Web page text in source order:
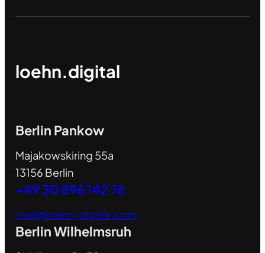
loehn.digital
Berlin Pankow
Majakowskiring 55a
13156 Berlin
+49 30 896 142 76
mail@loehn-digital.com
Berlin Wilhelmsruh